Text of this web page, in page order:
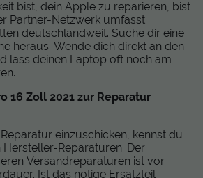
bist, dein Apple zu reparieren, bist
Partner-Netzwerk umfasst
deutschlandweit. Suche dir eine
heraus. Wende dich direkt an den
lass deinen Laptop oft noch am
16 Zoll 2021 zur Reparatur
einzuschicken, kennst du
Reparaturen. Der
Versandreparaturen ist vor
Ist das nötige Ersatzteil